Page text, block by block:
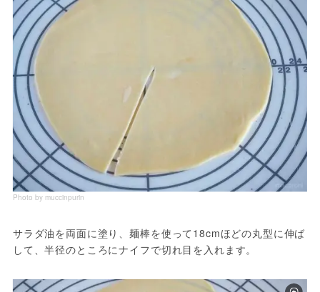
Photo by muccinpurin
サラダ油を両面に塗り、麺棒を使って18cmほどの丸型に伸ば
して、半径のところにナイフで切れ目を入れます。